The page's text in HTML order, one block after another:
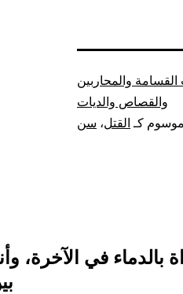
القسامة والمحاربين
والقصاص والديات
موسوم كـ القتل، سن
بالدماء في الآخرة،